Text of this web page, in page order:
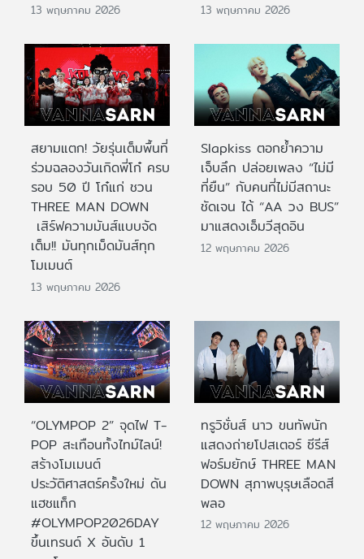
13 พฤษภาคม 2026 13 พฤษภาคม 2026
สยามแตก! วัยรุ่นเต็มพื้นที่
ร่วมฉลองวันเกิดพี่โก๋ ครบ
รอบ 50 ปี โก๋แก่ ชวน
THREE MAN DOWN
เสิร์ฟความมันส์แบบจัด
เต็ม!! มันทุกเม็ดมันส์ทุก
โมเมนต์
13 พฤษภาคม 2026
Slapkiss ตอกย้ำความ
เจ็บลึก ปล่อยเพลง “ไม่มี
ที่ยืน” กับคนที่ไม่มีสถานะ
ชัดเจน ได้ “AA วง BUS”
มาแสดงเอ็มวีสุดอิน
12 พฤษภาคม 2026
“OLYMPOP 2” จุดไฟ T-
POP สะเทือนทั้งไทม์ไลน์!
สร้างโมเมนต์
ประวัติศาสตร์ครั้งใหม่ ดัน
แฮชแท็ก
#OLYMPOP2026DAY
ขึ้นเทรนด์ X อันดับ 1
ทรูวิชั่นส์ นาว ขนทัพนัก
แสดงถ่ายโปสเตอร์ ซีรีส์
ฟอร์มยักษ์ THREE MAN
DOWN สุภาพบุรุษเลือดสี
พลอ
12 พฤษภาคม 2026